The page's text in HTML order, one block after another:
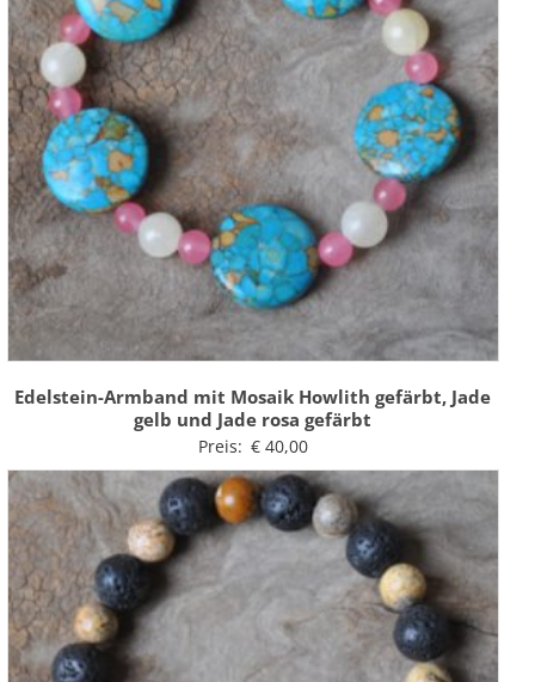
Edelstein-Armband mit Mosaik Howlith gefärbt, Jade
gelb und Jade rosa gefärbt
Preis: €40,00